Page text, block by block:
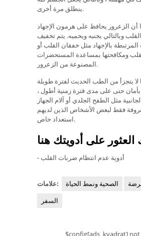
ينطلق مرة أخرى.
أن الزعرور يحافظ على هرمون الإجهاد
وبالتالي يجنبه ويحميه. يتم تخفيف
بالإجهاد مثل خفقان القلب أو
ومكافحتها بمساعدة المستحضرات
المصنوعة من الزعرور.
لا يتجزأ من الطب الحديث لفترة طويلة
حتى على مدى فترة زمنية أطول ،
مثل الطفح الجلدي أو آلام الجهاز
فقط لبعض الأشخاص الذين لديهم
استعداد خاص.
على أدويتك هنا
- أدوية عدم انتظام ضربات القلب
علامات: الصحية ونمط الحياة
السفر
$config[ads_kvadrat]